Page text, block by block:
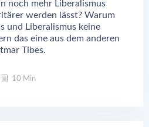
noch mehr Liberalismus
werden lässt? Warum
und Liberalismus keine
das eine aus dem anderen
Tibes.
10 Min